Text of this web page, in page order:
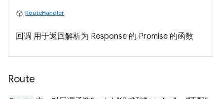
RouteHandler
回调 用于返回解析为 Response 的 Promise 的函数
Route